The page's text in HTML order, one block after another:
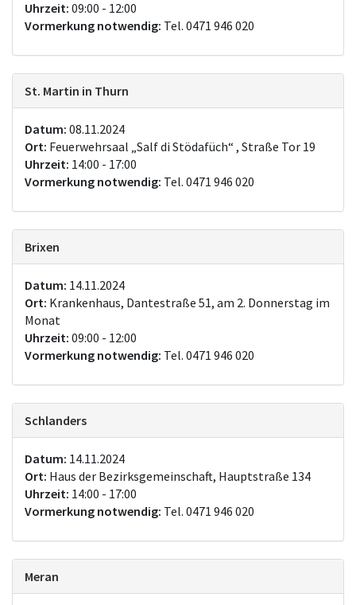
Uhrzeit: 09:00 - 12:00
Vormerkung notwendig: Tel. 0471 946 020
St. Martin in Thurn
Datum: 08.11.2024
Ort: Feuerwehrsaal „Salf di Stödafüch“ , Straße Tor 19
Uhrzeit: 14:00 - 17:00
Vormerkung notwendig: Tel. 0471 946 020
Brixen
Datum: 14.11.2024
Ort: Krankenhaus, Dantestraße 51, am 2. Donnerstag im
Monat
Uhrzeit: 09:00 - 12:00
Vormerkung notwendig: Tel. 0471 946 020
Schlanders
Datum: 14.11.2024
Ort: Haus der Bezirksgemeinschaft, Hauptstraße 134
Uhrzeit: 14:00 - 17:00
Vormerkung notwendig: Tel. 0471 946 020
Meran